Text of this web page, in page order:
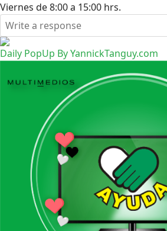
Viernes de 8:00 a 15:00 hrs.
Daily PopUp By YannickTanguy.com